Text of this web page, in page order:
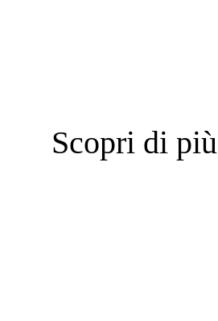
Scopri di più